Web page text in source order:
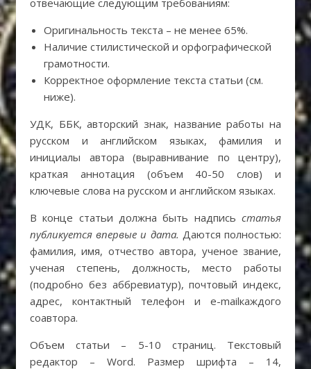
отвечающие следующим требованиям:
Оригинальность текста – не менее 65%.
Наличие стилистической и орфографической
грамотности.
Корректное оформление текста статьи (см.
ниже).
УДК, ББК, авторский знак, название работы на
русском и английском языках, фамилия и
инициалы автора (выравнивание по центру),
краткая аннотация (объем 40-50 слов) и
ключевые слова на русском и английском языках.
В конце статьи должна быть надпись статья
публикуется впервые и дата. Даются полностью:
фамилия, имя, отчество автора, ученое звание,
ученая степень, должность, место работы
(подробно без аббревиатур), почтовый индекс,
адрес, контактный телефон и e-mailкаждого
соавтора.
Объем статьи – 5-10 страниц. Текстовый
редактор – Word. Размер шрифта – 14,